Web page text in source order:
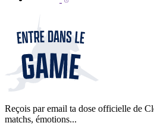
Reçois par email ta dose officielle de
matchs, émotions...